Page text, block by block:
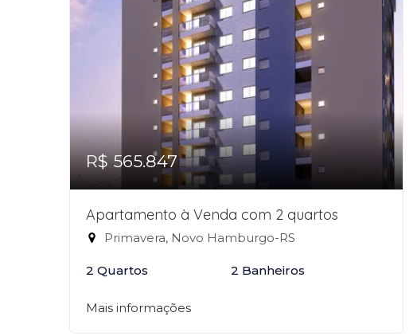
R$ 565.847
Apartamento à Venda com 2 quartos
Primavera, Novo Hamburgo-RS
2 Quartos 2 Banheiros
Mais informações